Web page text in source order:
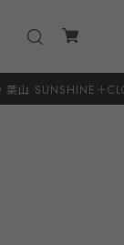
8.20(木) ~ 8.23(日)